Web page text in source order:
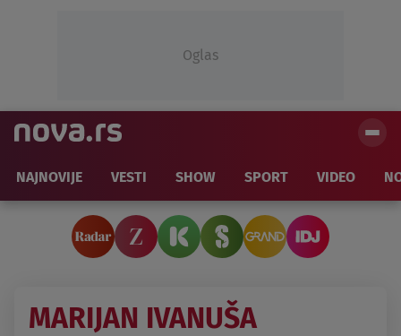
Oglas
NAJNOVIJE VESTI SHOW SPORT VIDEO
MARIJAN IVANUŠA